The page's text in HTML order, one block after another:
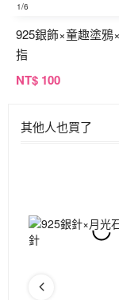
1/6
925銀飾×童趣塗鴉
指
NT$ 100
其他人也買了